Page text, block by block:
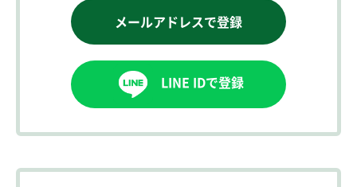
メールアドレスで登録
LINE IDで登録